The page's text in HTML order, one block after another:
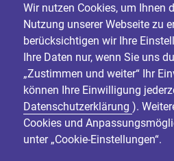
Wir nutzen Cookies, um Ihnen
Nutzung unserer Webseite zu
berücksichtigen wir Ihre
Ihre Daten nur, wenn Sie uns
„Zustimmen und weiter“ Ihr
können Ihre Einwilligung
Datenschutzerklärung ).
Cookies und
unter „Cookie-Einstellungen“.